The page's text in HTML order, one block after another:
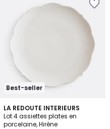
Best-seller
LA REDOUTE INTERIEURS
Lot 4 assiettes plates en
porcelaine, Hirène
4,2
/ 5